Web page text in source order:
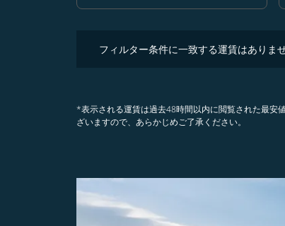
フィルター条件に一致する運賃はありま
*表示される運賃は過去48時間以内に閲覧された最安
ざいますので、あらかじめご了承ください。